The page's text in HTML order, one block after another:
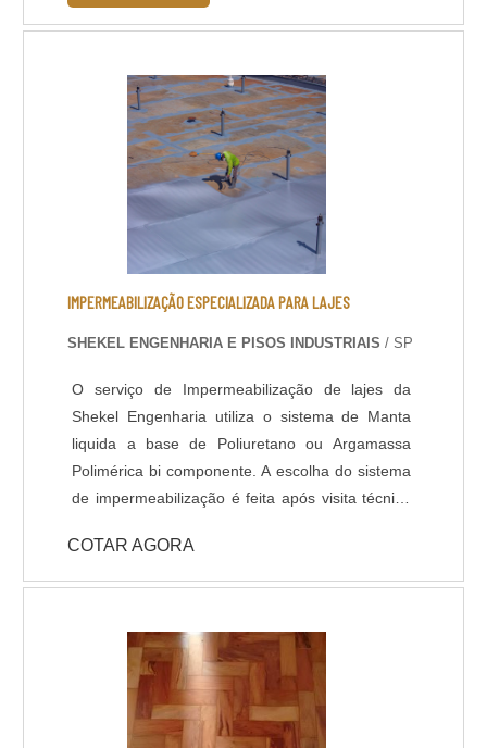
certa atenção, e a resina a base de água para
a sua manutenção.O uso da resina a base de
água é f....
IMPERMEABILIZAÇÃO ESPECIALIZADA PARA LAJES
SHEKEL ENGENHARIA E PISOS INDUSTRIAIS / SP
O serviço de Impermeabilização de lajes da
Shekel Engenharia utiliza o sistema de Manta
liquida a base de Poliuretano ou Argamassa
Polimérica bi componente. A escolha do sistema
de impermeabilização é feita após visita técnica
viabilidade e peculiaridades do caso para a
definição assertiva de impermeabilizante a ser
COTAR AGORA